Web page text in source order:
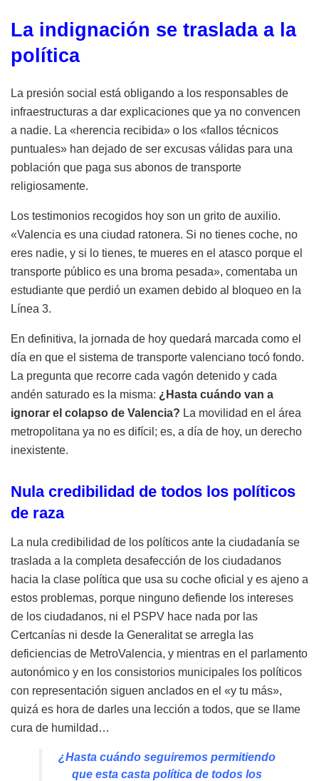
La indignación se traslada a la
política
La presión social está obligando a los responsables de
infraestructuras a dar explicaciones que ya no convencen
a nadie. La «herencia recibida» o los «fallos técnicos
puntuales» han dejado de ser excusas válidas para una
población que paga sus abonos de transporte
religiosamente.
Los testimonios recogidos hoy son un grito de auxilio.
«Valencia es una ciudad ratonera. Si no tienes coche, no
eres nadie, y si lo tienes, te mueres en el atasco porque el
transporte público es una broma pesada», comentaba un
estudiante que perdió un examen debido al bloqueo en la
Línea 3.
En definitiva, la jornada de hoy quedará marcada como el
día en que el sistema de transporte valenciano tocó fondo.
La pregunta que recorre cada vagón detenido y cada
andén saturado es la misma: ¿Hasta cuándo van a
ignorar el colapso de Valencia? La movilidad en el área
metropolitana ya no es difícil; es, a día de hoy, un derecho
inexistente.
Nula credibilidad de todos los políticos
de raza
La nula credibilidad de los políticos ante la ciudadanía se
traslada a la completa desafección de los ciudadanos
hacia la clase política que usa su coche oficial y es ajeno a
estos problemas, porque ninguno defiende los intereses
de los ciudadanos, ni el PSPV hace nada por las
Certcanías ni desde la Generalitat se arregla las
deficiencias de MetroValencia, y mientras en el parlamento
autonómico y en los consistorios municipales los políticos
con representación siguen anclados en el «y tu más»,
quizá es hora de darles una lección a todos, que se llame
cura de humildad…
¿Hasta cuándo seguiremos permitiendo
que esta casta política de todos los